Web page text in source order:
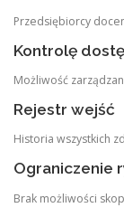
Przedsiębiorcy
Kontrolę
Możliwość
Rejestr wejść
Historia wszystkich
Ograniczenie
Brak możliwości